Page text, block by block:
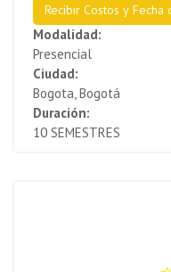
Recibir Costos y
Modalidad:
Presencial
Ciudad:
Bogota, Bogotá
Duración:
10 SEMESTRES